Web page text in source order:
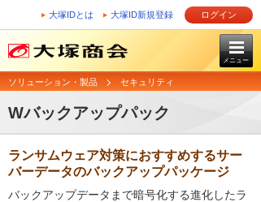
大塚IDとは 大塚ID新規登録 ログイン
メニュー
ソリューション・製品 セキュリティ
Wバックアップパック
ランサムウェア対策におすすめするサー
バーデータのバックアップパッケージ
バックアップデータまで暗号化する進化したラ